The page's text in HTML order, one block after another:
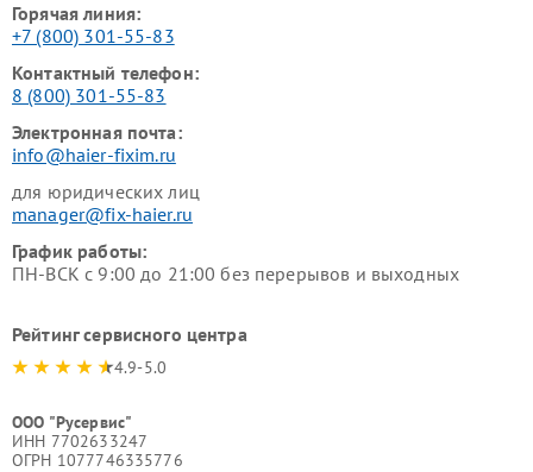
Горячая линия:
+7 (800) 301-55-83
Контактный телефон:
8 (800) 301-55-83
Электронная почта:
info@haier-fixim.ru
для юридических лиц
manager@fix-haier.ru
График работы:
ПН-ВСК с 9:00 до 21:00 без перерывов и выходных
Рейтинг сервисного центра
4.9-5.0
ООО "Русервис"
ИНН 7702633247
ОГРН 1077746335776